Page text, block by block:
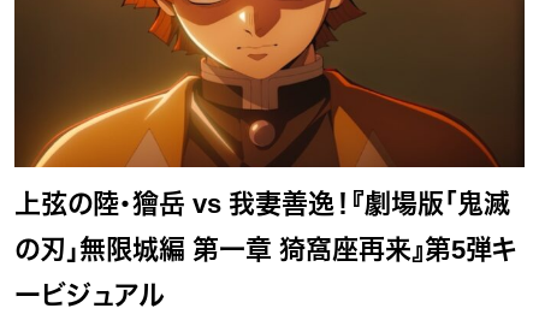
上弦の陸・獪岳 vs 我妻善逸！『劇場版「鬼滅
の刃」無限城編 第一章 猗窩座再来』第5弾キ
ービジュアル